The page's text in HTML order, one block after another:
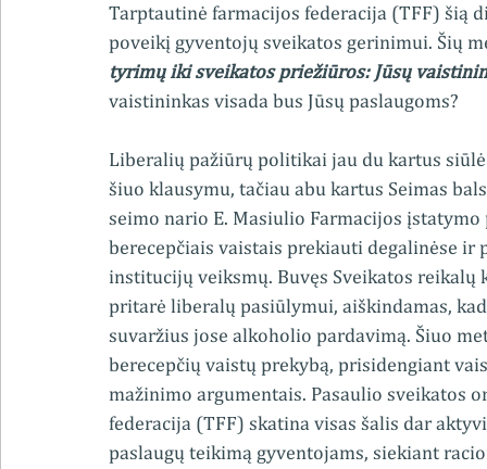
Tarptautinė farmacijos federacija (TFF) šią
poveikį gyventojų sveikatos gerinimui. Šių
tyrimų iki sveikatos priežiūros: Jūsų
vaistininkas visada bus Jūsų paslaugoms?
Liberalių pažiūrų politikai jau du kartus
šiuo klausymu, tačiau abu kartus Seimas
seimo nario E. Masiulio Farmacijos
berecepčiais vaistais prekiauti degalinėse
institucijų veiksmų. Buvęs Sveikatos
pritarė liberalų pasiūlymui, aiškindamas,
suvaržius jose alkoholio pardavimą. Šiuo
berecepčių vaistų prekybą, prisidengiant
mažinimo argumentais. Pasaulio sveikatos
federacija (TFF) skatina visas šalis dar
paslaugų teikimą gyventojams, siekiant